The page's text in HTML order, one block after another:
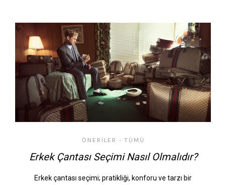
ÖNERILER • TÜMÜ
Erkek Çantası Seçimi Nasıl Olmalıdır?
Erkek çantası seçimi; pratikliği, konforu ve tarzı bir